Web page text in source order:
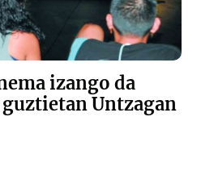
izango da
Untzagan